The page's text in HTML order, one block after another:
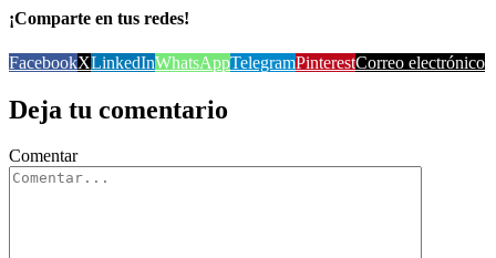
¡Comparte en tus redes!
FacebookXLinkedInWhatsAppTelegramPinterestCorreo electrónico
Deja tu comentario
Comentar